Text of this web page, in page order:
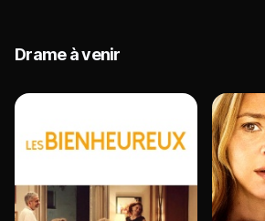
Drame à venir